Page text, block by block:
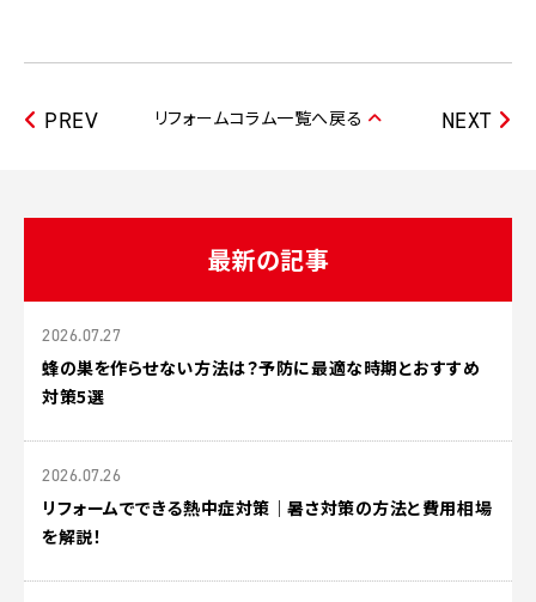
PREV NEXT
リフォームコラム一覧へ戻る
最新の記事
2026.07.27
蜂の巣を作らせない方法は？予防に最適な時期とおすすめ
対策5選
2026.07.26
リフォームでできる熱中症対策｜暑さ対策の方法と費用相場
を解説！